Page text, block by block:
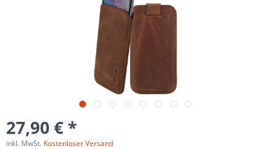
27,90 € *
inkl. MwSt. Kostenloser Versand